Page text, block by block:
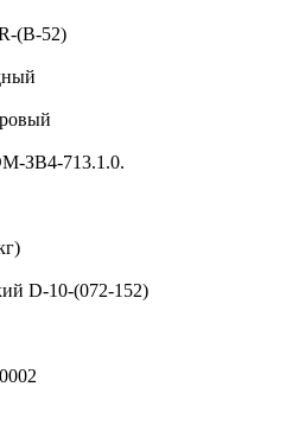
(B-52)
ЗВ4-713.1.0.
D-10-(072-152)